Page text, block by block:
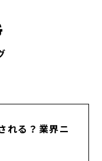
れる？業界ニ